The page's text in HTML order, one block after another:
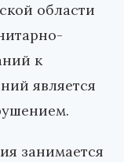
области
к
является
занимается